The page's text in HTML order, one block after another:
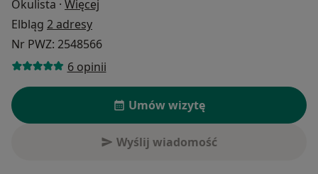
Okulista · Więcej
Elbląg 2 adresy
Nr PWZ: 2548566
6 opinii
Umów wizytę
Wyślij wiadomość